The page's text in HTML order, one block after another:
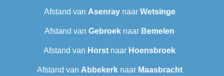
Afstand van Asenraynaar Wetsinge
Afstand van Gebroek naar Bemelen
Afstand van Horst naar Hoensbroek
Afstand van Abbekerknaar Maasbracht